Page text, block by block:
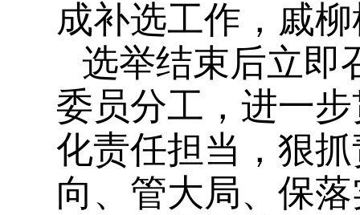
成补选工作，戚
选举结束后立即
委员分工，进一
化责任担当，狠
向、管大局、保